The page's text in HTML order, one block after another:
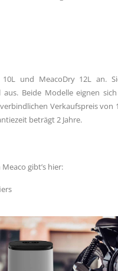
und MeacoDry 12L an.
aus. Beide Modelle eignen
Verkaufspreis
beträgt 2 Jahre.
gibt’s hier: